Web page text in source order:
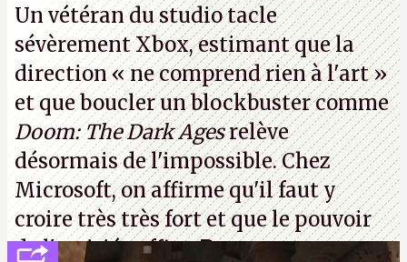
Un vétéran du studiotacle
sévèrement Xbox, estimant que la
direction« ne comprend rien à l'art »
et que boucler un blockbuster comme
Doom: The Dark Agesrelève
désormais de l'impossible. Chez
Microsoft, on affirme qu'il faut y
croire très très fort et que le pouvoir
de l'amitié suffira.P.